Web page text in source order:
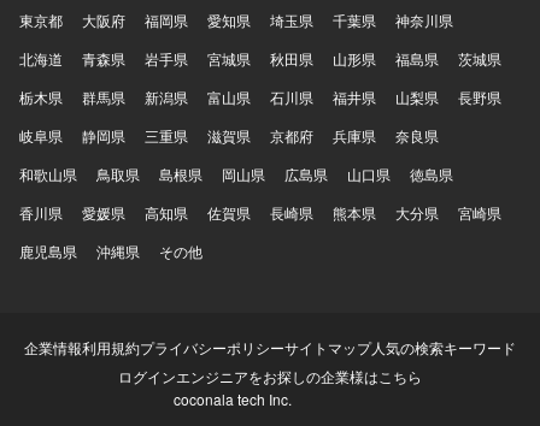
東京都 大阪府 福岡県 愛知県 埼玉県 千葉県
神奈川県
北海道
青森県 岩手県 宮城県 秋田県 山形県 福島県
茨城県
栃木県
群馬県 新潟県 富山県 石川県 福井県 山梨県
長野県
岐阜県
静岡県 三重県 滋賀県 京都府 兵庫県
奈良県
和歌山県
鳥取県 島根県 岡山県 広島県 山口県
徳島県
香川県
愛媛県 高知県 佐賀県 長崎県 熊本県 大分県
宮崎県
鹿児島県
沖縄県 その他
企業情報利用規約プライバシーポリシーサイトマップ人気の検索キーワード
ログインエンジニアをお探しの企業様はこちら
coconala tech Inc.